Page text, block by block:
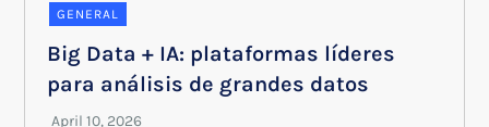
GENERAL
Big Data + IA: plataformas líderes
para análisis de grandes datos